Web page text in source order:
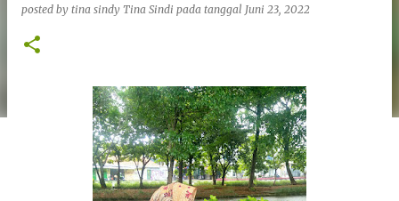
posted by tina sindy Tina Sindi pada tanggal Juni 23, 2022